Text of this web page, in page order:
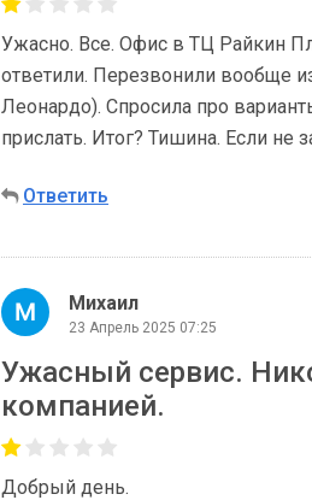
Ужасно. Все. Офис в ТЦ Райкин
ответили. Перезвонили вообще
Леонардо). Спросила про
прислать. Итог? Тишина. Если не
Ответить
Михаил
23 Апрель 2025 07:25
Ужасный сервис.
компанией.
Добрый день.